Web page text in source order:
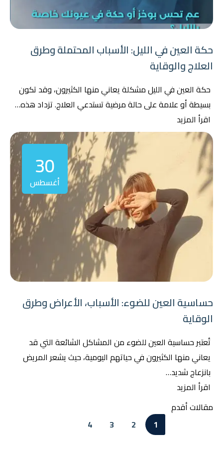
حكة العين في الليل: الأسباب المحتملة وطرق
العلاج والوقاية
حكة العين في الليل مشكلة يعاني منها الكثيرون، وقد تكون
بسيطة أو علامة على حالة مرضية تستدعي العلاج. تزداد هذه…
اقرأ المزيد
30
أغسطس
حساسية العين للضوء: الأسباب، الأعراض وطرق
الوقاية
تُعتبر حساسية العين للضوء من المشاكل الشائعة التي قد
يعاني منها الكثيرون في حياتهم اليومية، حيث يشعر المريض
بانزعاج شديد…
اقرأ المزيد
تصفّح
المقالات
مقالات أقدم
1
2
3
4